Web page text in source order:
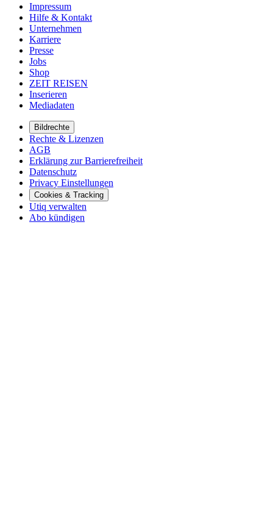
Impressum
Hilfe & Kontakt
Unternehmen
Karriere
Presse
Jobs
Shop
ZEIT REISEN
Inserieren
Mediadaten
Bildrechte
Rechte & Lizenzen
AGB
Erklärung zur Barrierefreiheit
Datenschutz
Privacy Einstellungen
Cookies & Tracking
Utiq verwalten
Abo kündigen